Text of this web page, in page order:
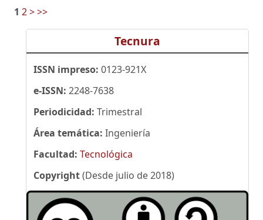
1 2>>>
Tecnura
ISSN impreso: 0123-921X
e-ISSN: 2248-7638
Periodicidad: Trimestral
Área temática: Ingeniería
Facultad: Tecnológica
Copyright(Desde julio de 2018)